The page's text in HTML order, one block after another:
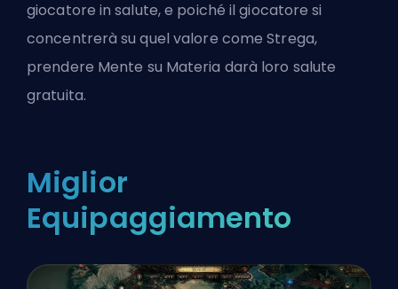
giocatore in salute, e poiché il giocatore si
concentrerà su quel valore come Strega,
prendere Mente su Materia darà loro salute
gratuita.
Miglior
Equipaggiamento